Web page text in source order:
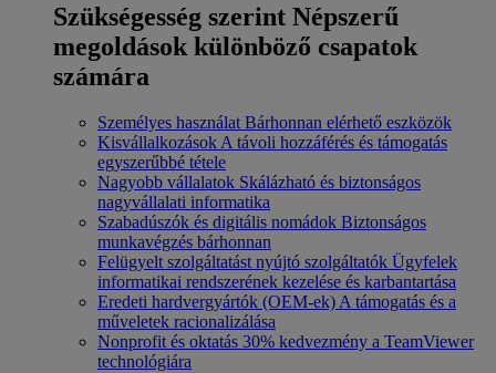
Szükségesség szerint Népszerű
megoldások különböző csapatok
számára
Személyes használat Bárhonnan elérhető eszközök
KisvállalkozásokA távoli hozzáférés és támogatás
egyszerűbbé tétele
Nagyobb vállalatok Skálázható és biztonságos
nagyvállalati informatika
Szabadúszók és digitális nomádok Biztonságos
munkavégzés bárhonnan
Felügyelt szolgáltatást nyújtó szolgáltatók Ügyfelek
informatikai rendszerének kezelése és karbantartása
Eredeti hardvergyártók (OEM-ek)A támogatás és a
műveletek racionalizálása
Nonprofit és oktatás 30% kedvezmény a TeamViewer
technológiára